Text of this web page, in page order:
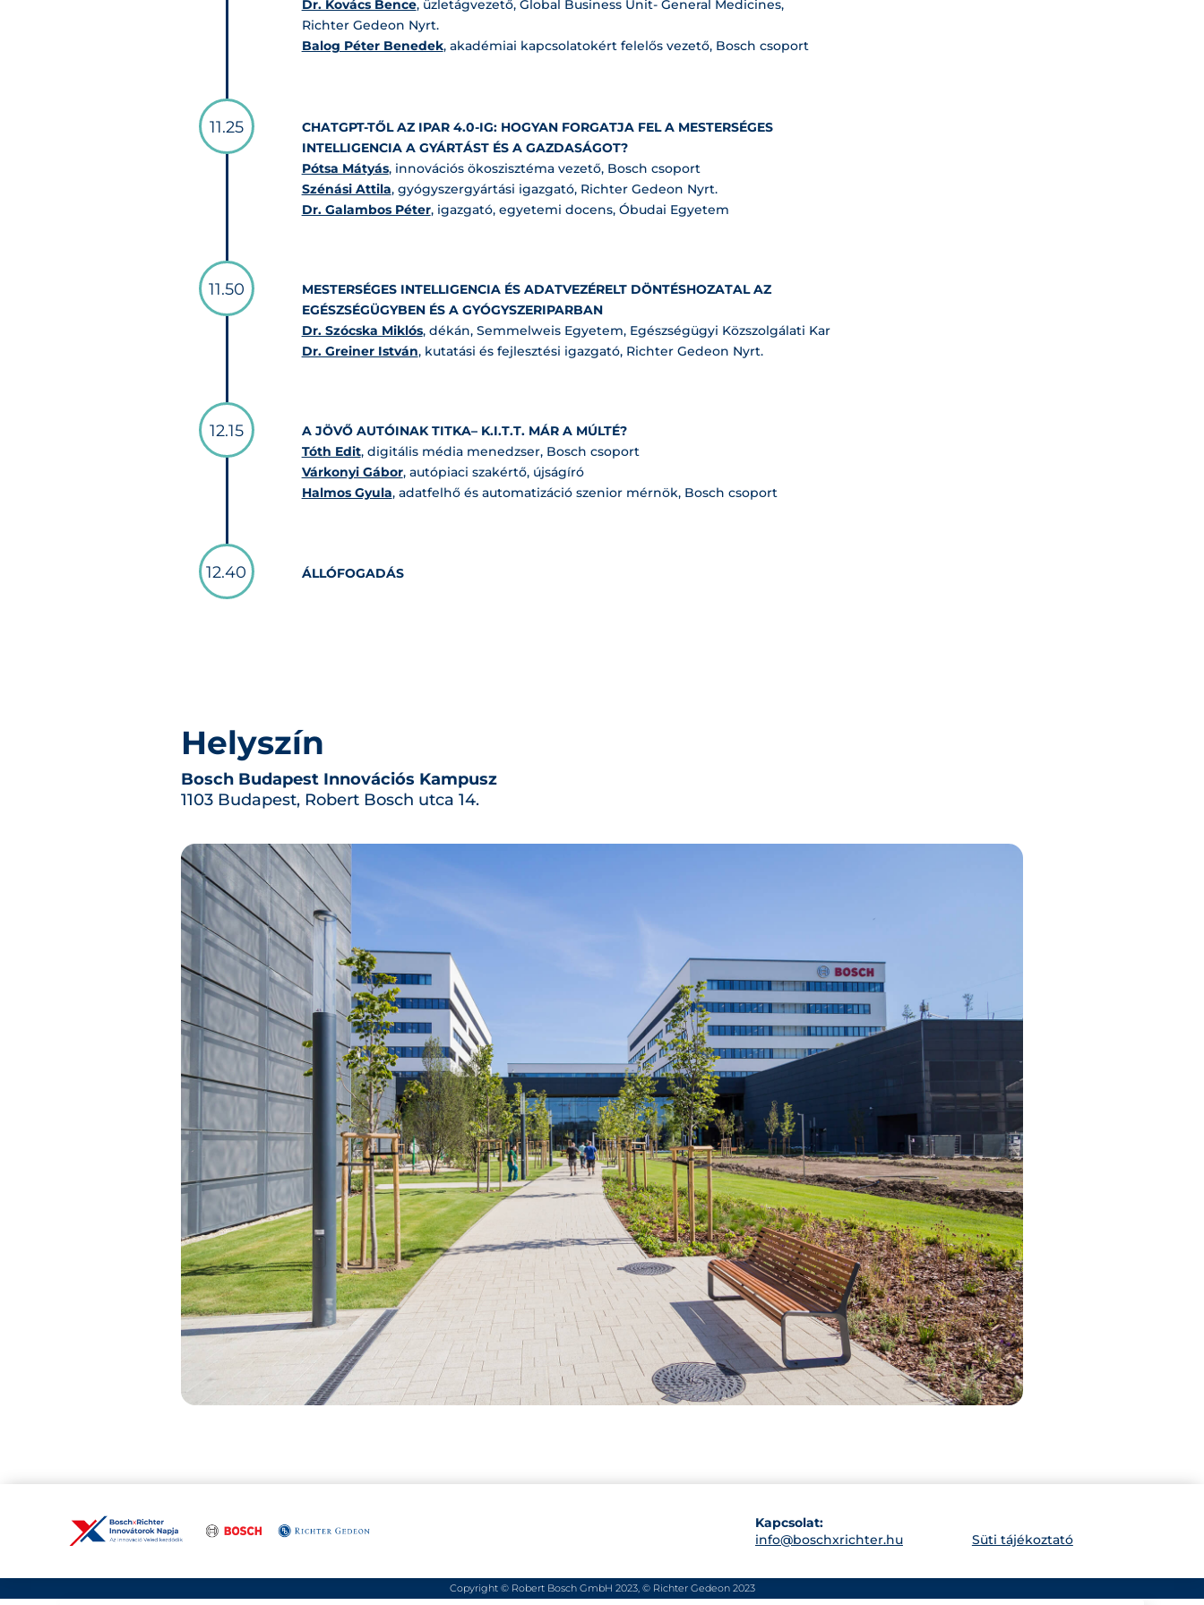
Dr. Kovács Bence, üzletágvezető, Global Business Unit- General Medicines,
Richter Gedeon Nyrt.
Balog Péter Benedek, akadémiai kapcsolatokért felelős vezető, Bosch csoport
CHATGPT-TŐL AZ IPAR 4.0-IG: HOGYAN FORGATJA FEL A MESTERSÉGES
INTELLIGENCIA A GYÁRTÁST ÉS A GAZDASÁGOT?
Pótsa Mátyás, innovációs ökoszisztéma vezető, Bosch csoport
Szénási Attila, gyógyszergyártási igazgató, Richter Gedeon Nyrt.
Dr. Galambos Péter, igazgató, egyetemi docens, Óbudai Egyetem
11.25
MESTERSÉGES INTELLIGENCIA ÉS ADATVEZÉRELT DÖNTÉSHOZATAL AZ
EGÉSZSÉGÜGYBEN ÉS A GYÓGYSZERIPARBAN
Dr. Szócska Miklós, dékán, Semmelweis Egyetem, Egészségügyi Közszolgálati Kar
Dr. Greiner István, kutatási és fejlesztési igazgató, Richter Gedeon Nyrt.
11.50
A JÖVŐ AUTÓINAK TITKA– K.I.T.T. MÁR A MÚLTÉ?
Tóth Edit, digitális média menedzser, Bosch csoport
Várkonyi Gábor, autópiaci szakértő, újságíró
Halmos Gyula, adatfelhő és automatizáció szenior mérnök, Bosch csoport
12.15
ÁLLÓFOGADÁS
12.40
Helyszín
Bosch Budapest Innovációs Kampusz
1103 Budapest, Robert Bosch utca 14.
Kapcsolat:
info@boschxrichter.hu
Süti tájékoztató
Copyright © Robert Bosch GmbH 2023, © Richter Gedeon 2023